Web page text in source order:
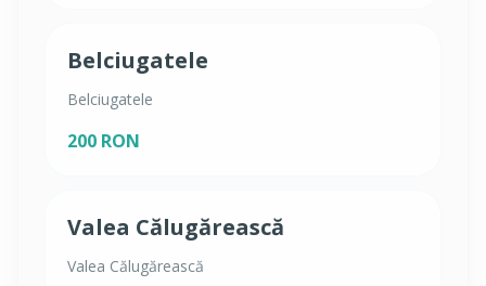
Belciugatele
Belciugatele
200 RON
Valea Călugărească
Valea Călugărească